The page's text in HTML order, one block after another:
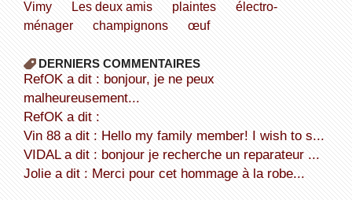
Vimy
Les deux amis plaintes
électro-
ménager
champignons œuf
DERNIERS COMMENTAIRES
refOK a dit : bonjour, je ne peux
malheureusement...
refOK a dit :
Vin 88 a dit : Hello my family member! I wish to s...
VIDAL a dit : bonjour je recherche un reparateur ...
Jolie a dit : Merci pour cet hommage à la robe...